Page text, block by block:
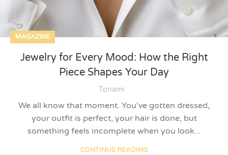
MAGAZINE
Jewelry for Every Mood: How the Right
Piece Shapes Your Day
Tonami
We all know that moment. You've gotten dressed,
your outfit is perfect, your hair is done, but
something feels incomplete when you look...
CONTINUE READING